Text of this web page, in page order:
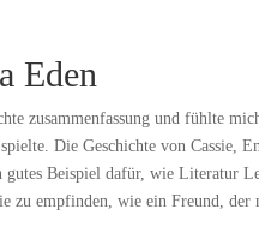
Eden
zusammenfassung und fühlte
Die Geschichte von Cassie,
gutes Beispiel dafür, wie Literatur
zu empfinden, wie ein Freund, der